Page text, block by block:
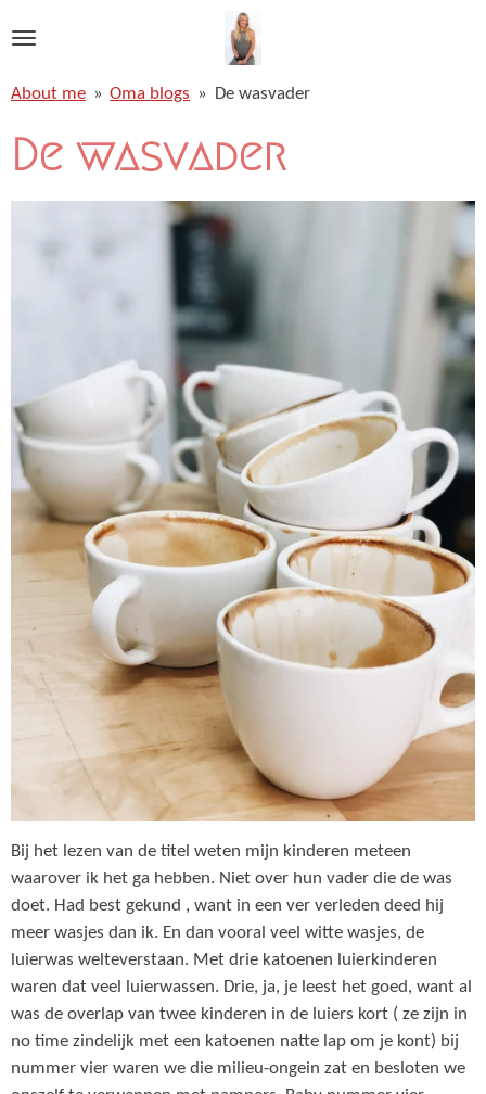
direct
de
hoofdinhoud
About me » Oma blogs » De wasvader
De wasvader
Bij het lezen van de titel weten mijn kinderen meteen
waarover ik het ga hebben. Niet over hun vader die de was
doet. Had best gekund , want in een ver verleden deed hij
meer wasjes dan ik. En dan vooral veel witte wasjes, de
luierwas welteverstaan. Met drie katoenen luierkinderen
waren dat veel luierwassen. Drie, ja, je leest het goed, want al
was de overlap van twee kinderen in de luiers kort ( ze zijn in
no time zindelijk met een katoenen natte lap om je kont) bij
nummer vier waren we die milieu-ongein zat en besloten we